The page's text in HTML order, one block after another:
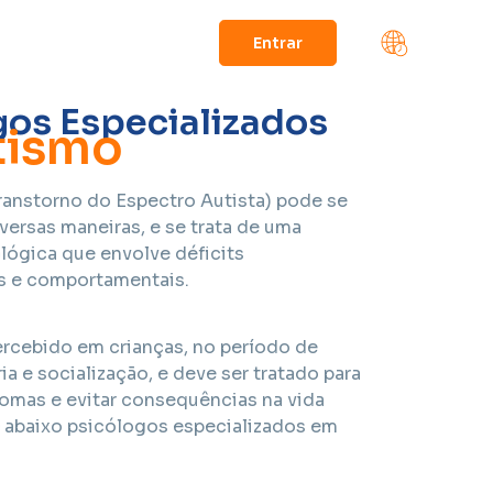
Entrar
Especializados
do Espectro Autista) pode se
maneiras, e se trata de uma
que envolve déficits
e comportamentais.
em crianças, no período de
e socialização, e deve ser tratado para
e evitar consequências na vida
psicólogos especializados em
down
to
interact
and
select
a
date.